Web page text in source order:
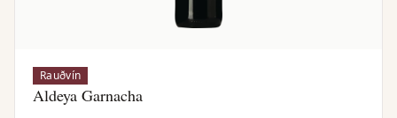
Rauðvín
Aldeya Garnacha